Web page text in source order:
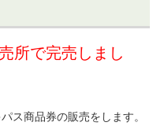
所で完売しまし
ス商品券の販売をします。